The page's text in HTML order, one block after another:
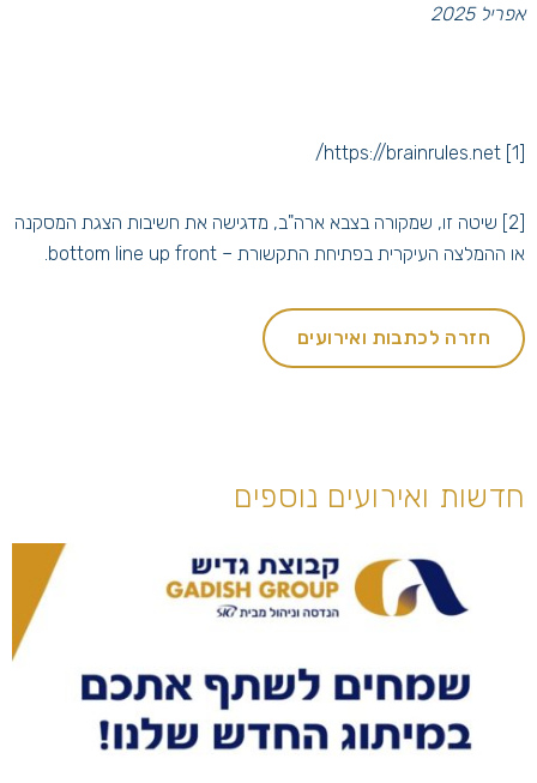
אפריל 2025
[1]
https://brainrules.net/
[2]
שיטה זו, שמקורה בצבא ארה"ב, מדגישה את חשיבות הצגת המסקנה
או ההמלצה העיקרית בפתיחת התקשורת – bottom line up front.
חזרה לכתבות ואירועים
חדשות ואירועים נוספים